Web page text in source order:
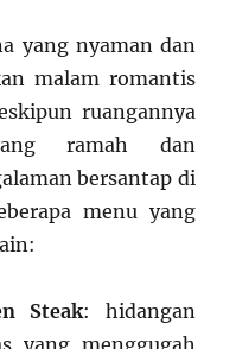
yang nyaman dan
malam romantis
ruangannya
ramah dan
bersantap di
menu yang
Steak: hidangan